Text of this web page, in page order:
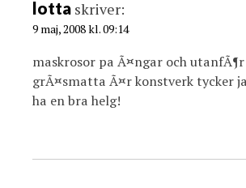
lotta skriver:
9 maj, 2008 kl. 09:14
maskrosor pa Ã¤ngar och utanfÃ¶r
grÃ¤smatta Ã¤r konstverk tycker
ha en bra helg!